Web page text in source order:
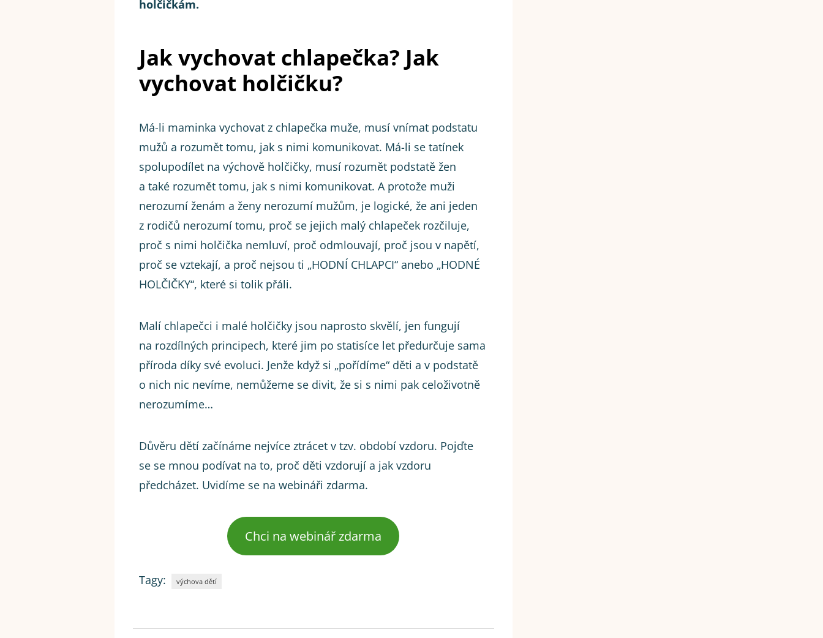
holčičkám.
Jak vychovat chlapečka? Jak
vychovat holčičku?
Má-li maminka vychovat z chlapečka muže, musí vnímat podstatu
mužů a rozumět tomu, jak s nimi komunikovat. Má-li se tatínek
spolupodílet na výchově holčičky, musí rozumět podstatě žen
a také rozumět tomu, jak s nimi komunikovat. A protože muži
nerozumí ženám a ženy nerozumí mužům, je logické, že ani jeden
z rodičů nerozumí tomu, proč se jejich malý chlapeček rozčiluje,
proč s nimi holčička nemluví, proč odmlouvají, proč jsou v napětí,
proč se vztekají, a proč nejsou ti „HODNÍ CHLAPCI“ anebo „HODNÉ
HOLČIČKY“, které si tolik přáli.
Malí chlapečci i malé holčičky jsou naprosto skvělí, jen fungují
na rozdílných principech, které jim po statisíce let předurčuje sama
příroda díky své evoluci. Jenže když si „pořídíme“ děti a v podstatě
o nich nic nevíme, nemůžeme se divit, že si s nimi pak celoživotně
nerozumíme…
Důvěru dětí začínáme nejvíce ztrácet v tzv. období vzdoru. Pojďte
se se mnou podívat na to, proč děti vzdorují a jak vzdoru
předcházet. Uvidíme se na webináři zdarma.
Chci na webinář zdarma
Tagy: výchova dětí